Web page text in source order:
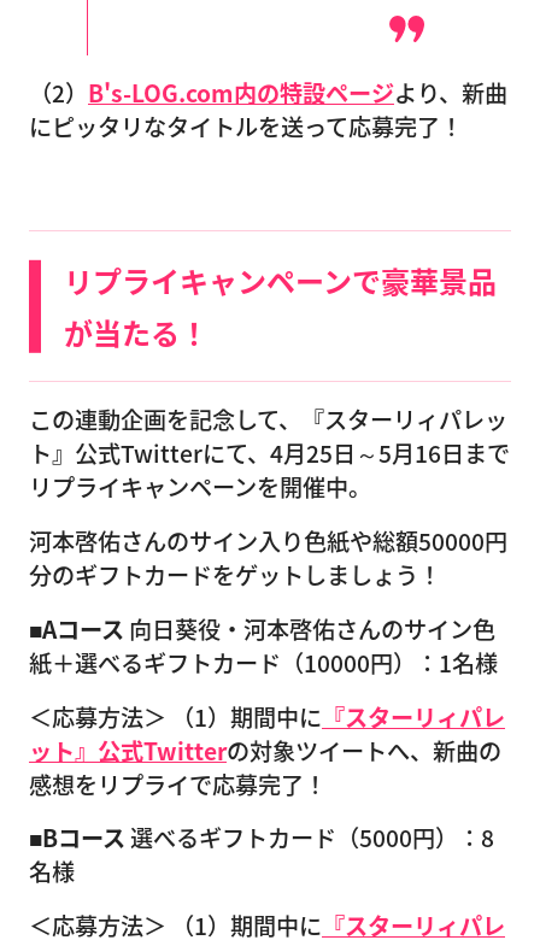
（2） B's-LOG.com内の特設ページより、新曲
にピッタリなタイトルを送って応募完了！
リプライキャンペーンで豪華景品
が当たる！
この連動企画を記念して、『スターリィパレッ
ト』公式Twitterにて、4月25日～5月16日まで
リプライキャンペーンを開催中。
河本啓佑さんのサイン入り色紙や総額50000円
分のギフトカードをゲットしましょう！
■Aコース 向日葵役・河本啓佑さんのサイン色
紙＋選べるギフトカード（10000円）：1名様
＜応募方法＞ （1）期間中に 『スターリィパレ
ット』公式Twitterの対象ツイートへ、新曲の
感想をリプライで応募完了！
■Bコース選べるギフトカード（5000円）：8
名様
＜応募方法＞ （1）期間中に 『スターリィパレ